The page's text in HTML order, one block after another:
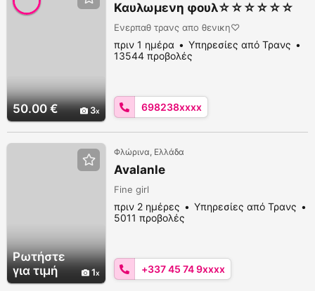
50.00 € 3
Καυλωμενη φουλ☆☆☆☆☆☆
Ενερπαθ τρανς απο θενικη♡
πριν 1 ημέρα
Υπηρεσίες από Τρανς
13544 προβολές
698238xxxx
Ρωτήστε
για τιμή
1
Φλώρινα, Ελλάδα
Avalanle
Fine girl
πριν 2 ημέρες
Υπηρεσίες από Τρανς
5011 προβολές
+337 45 74 9xxxx